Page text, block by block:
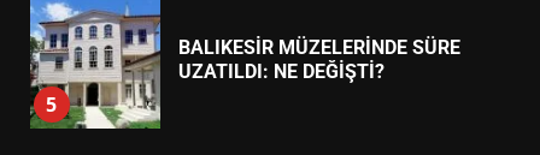
5
BALIKESİR MÜZELERİNDE SÜRE
UZATILDI: NE DEĞİŞTİ?